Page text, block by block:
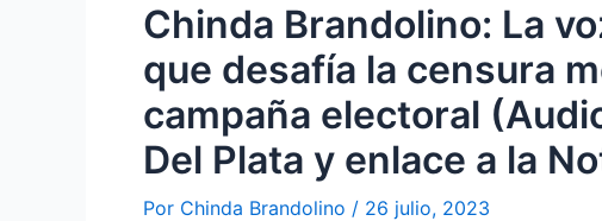
Chinda Brandolino: La
que desafía la censura
campaña electoral
Del Plata y enlace a la
Por Chinda Brandolino / 26 julio, 2023